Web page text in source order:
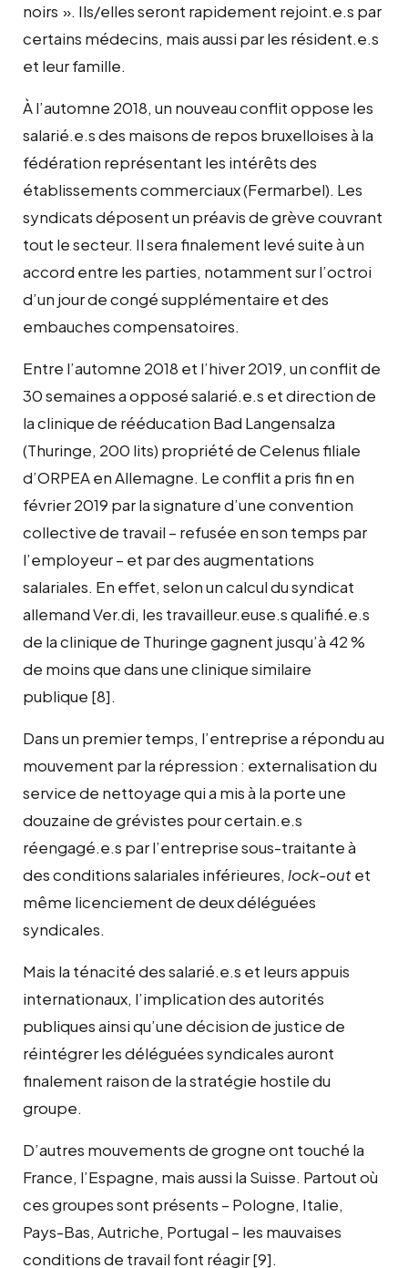
noirs ». Ils/elles seront rapidement rejoint.e.s par
certains médecins, mais aussi par les résident.e.s
et leur famille.
À l’automne 2018, un nouveau conflit oppose les
salarié.e.s des maisons de repos bruxelloises à la
fédération représentant les intérêtsdes
établissements commerciaux (Fermarbel). Les
syndicats déposent un préavis de grève couvrant
tout le secteur. Il sera finalement levé suite à un
accord entre les parties, notamment sur l’octroi
d’un jour de congé supplémentaire et des
embauches compensatoires.
Entre l’automne 2018 et l’hiver 2019, un conflit de
30 semaines a opposé salarié.e.s et direction de
la clinique de rééducation Bad Langensalza
(Thuringe, 200 lits) propriété de Celenus filiale
d’ORPEA en Allemagne. Le conflit a pris fin en
février 2019 par la signature d’une convention
collective de travail – refusée en son temps par
l’employeur – et par des augmentations
salariales. En effet, selon un calcul du syndicat
allemand Ver.di, les travailleur.euse.s qualifié.e.s
de la clinique de Thuringe gagnent jusqu’à 42 %
de moins que dans une clinique similaire
publique [8].
Dans un premier temps, l’entreprise a répondu au
mouvement par la répression : externalisationdu
servicede nettoyage qui a mis à la porte une
douzaine de grévistes pour certain.e.s
réengagé.e.s par l’entreprise sous-traitante à
des conditions salariales inférieures, lock-out et
même licenciement de deux déléguées
syndicales.
Mais la ténacité des salarié.e.s et leurs appuis
internationaux, l’implication des autorités
publiques ainsi qu’une décision de justice de
réintégrer les déléguées syndicales auront
finalement raison de la stratégie hostile du
groupe.
D’autres mouvements de grogne ont touché la
France, l’Espagne, mais aussi la Suisse. Partout où
ces groupes sont présents – Pologne, Italie,
Pays-Bas, Autriche, Portugal – les mauvaises
conditions de travail font réagir[9].